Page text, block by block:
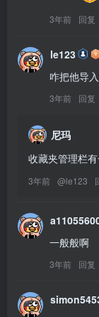
3年前 回复
le123
咋把他导
3年前 回复
尼玛
收藏夹管理栏
3年前 @le123
一般般啊
3年前 回复